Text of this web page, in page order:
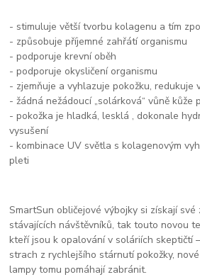
- stimuluje větší tvorbu kolagenu a tím
- způsobuje příjemné zahřátí organismu
- podporuje krevní oběh
- podporuje okysličení organismu
- zjemňuje a vyhlazuje pokožku, redukuje
- žádná nežádoucí „solárková“ vůně kůže
- pokožka je hladká, lesklá , dokonale
vysušení
- kombinace UV světla s kolagenovým
pleti
SmartSun obličejové výbojky si získají své
stávajících návštěvníků, tak touto novou
kteří jsou k opalování v soláriích skeptičtí
strach z rychlejšího stárnutí pokožky,
lampy tomu pomáhají zabránit.